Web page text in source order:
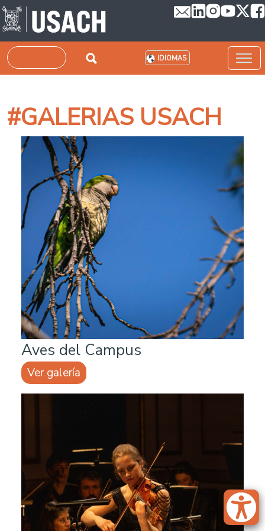
Pasar al contenido principal
Buscar IDIOMAS
#GALERIAS USACH
Aves del Campus
Ver galería